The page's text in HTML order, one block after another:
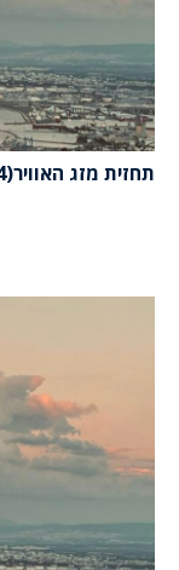
תחזית מזג האוויר(11/07/24): חם מהרגיל עד שרבי